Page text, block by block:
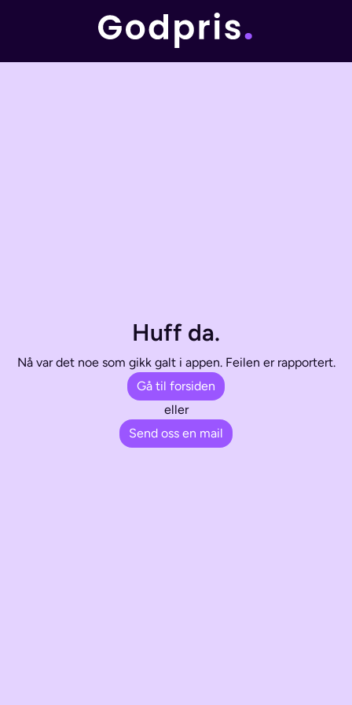
Huff da.
Nå var det noe som gikk galt i appen. Feilen er rapportert.
Gå til forsiden
eller
Send oss en mail